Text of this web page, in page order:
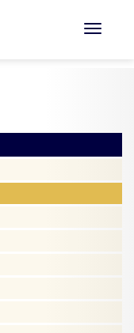
Toggle